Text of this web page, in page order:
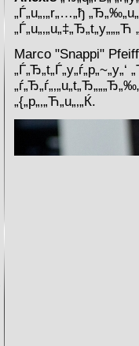
„Ѓ„u„‚„r„…„ђ
„Ѓ„u„‚„u„‡„Ђ„t„y„„„Ћ
Marco "Snappi"
„Ѓ„Ђ„t„Ѓ„y„ѓ„p„~„y„‘
„{„p„‚„Ћ„u„‚„Ќ.